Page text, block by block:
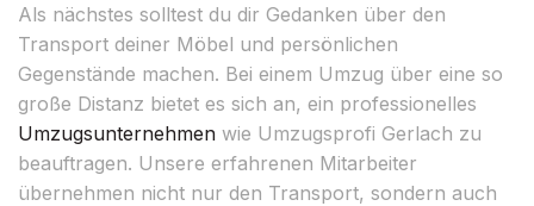
Als nächstes solltest du dir Gedanken über den
Transport deiner Möbel und persönlichen
Gegenstände machen. Bei einem Umzug über eine so
große Distanz bietet es sich an, ein professionelles
Umzugsunternehmen wie Umzugsprofi Gerlach zu
beauftragen. Unsere erfahrenen Mitarbeiter
übernehmen nicht nur den Transport, sondern auch